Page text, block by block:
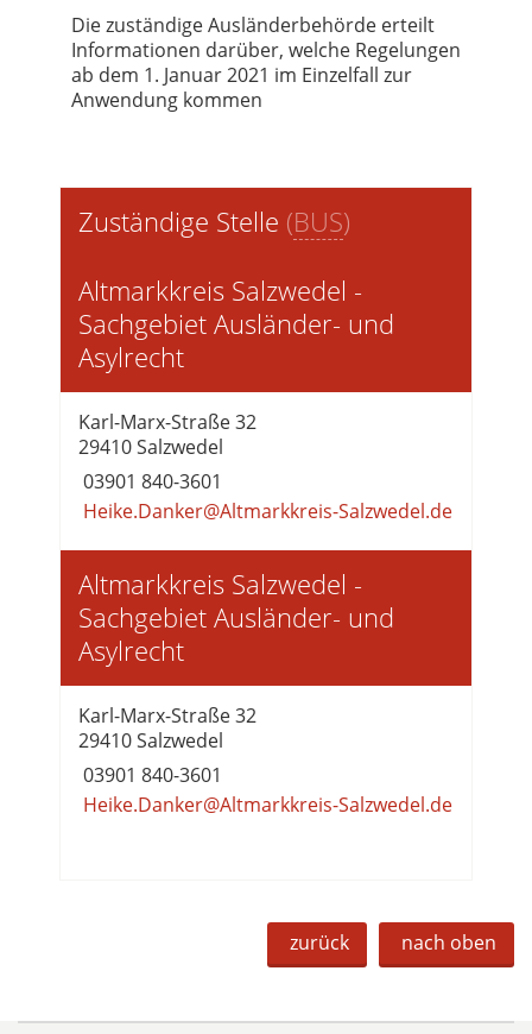
Die zuständige Ausländerbehörde erteilt
Informationen darüber, welche Regelungen
ab dem 1. Januar 2021 im Einzelfall zur
Anwendung kommen
Zuständige Stelle (BUS)
Altmarkkreis Salzwedel -
Sachgebiet Ausländer- und
Asylrecht
Karl-Marx-Straße 32
29410 Salzwedel
03901 840-3601
Heike.Danker@Altmarkkreis-Salzwedel.de
Altmarkkreis Salzwedel -
Sachgebiet Ausländer- und
Asylrecht
Karl-Marx-Straße 32
29410 Salzwedel
03901 840-3601
Heike.Danker@Altmarkkreis-Salzwedel.de
zurück nach oben